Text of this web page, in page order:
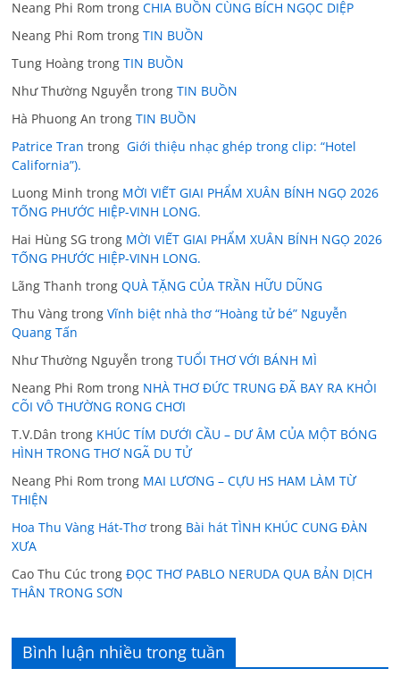
Neang Phi Rom trongCHIA BUỒN CÙNG BÍCH NGỌC DIỆP
Neang Phi Rom trongTIN BUỒN
Tung Hoàng trongTIN BUỒN
Như Thường Nguyễn trongTIN BUỒN
Hà Phuong An trongTIN BUỒN
Patrice Tran trong Giới thiệu nhạc ghép trong clip: “Hotel
California”).
Luong Minh trong MỜI VIẾT GIAI PHẨM XUÂN BÍNH NGỌ 2026
TỐNG PHƯỚC HIỆP-VINH LONG.
Hai Hùng SG trong MỜI VIẾT GIAI PHẨM XUÂN BÍNH NGỌ 2026
TỐNG PHƯỚC HIỆP-VINH LONG.
Lãng Thanh trongQUÀ TẶNG CỦA TRẦN HỮU DŨNG
Thu Vàng trongVĩnh biệt nhà thơ “Hoàng tử bé” Nguyễn
Quang Tấn
Như Thường Nguyễn trongTUỔI THƠ VỚI BÁNH MÌ
Neang Phi Rom trong NHÀ THƠ ĐỨC TRUNG ĐÃ BAY RA KHỎI
CÕI VÔ THƯỜNG RONG CHƠI
T.V.Dân trong KHÚC TÍM DƯỚI CẦU – DƯ ÂM CỦA MỘT BÓNG
HÌNH TRONG THƠ NGÃ DU TỬ
Neang Phi Rom trong MAI LƯƠNG – CỰU HS HAM LÀM TỪ
THIỆN
Hoa Thu Vàng Hát-Thơ trong Bài hát TÌNH KHÚC CUNG ĐÀN
XƯA
Cao Thu Cúc trongĐỌC THƠ PABLO NERUDA QUA BẢN DỊCH
THÂN TRONG SƠN
Bình luận nhiều trong tuần